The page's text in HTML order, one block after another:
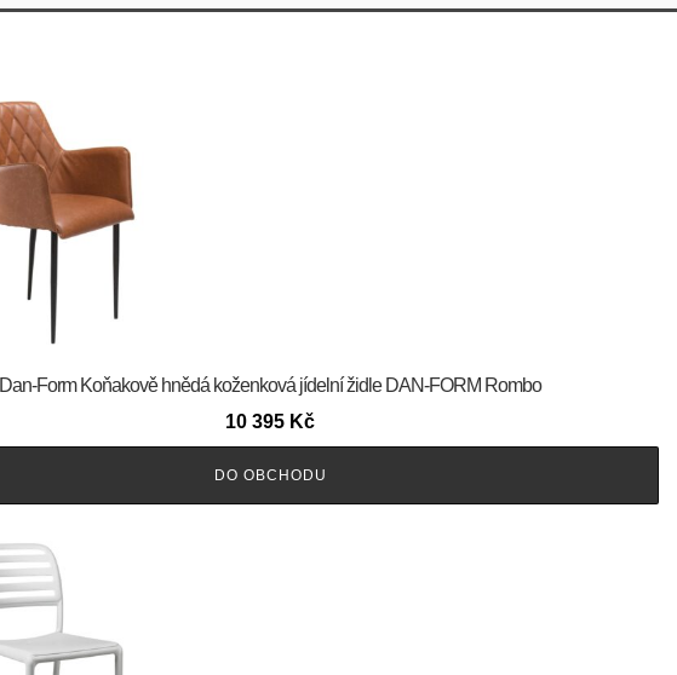
​​​​​Dan-Form Koňakově hnědá koženková jídelní židle DAN-FORM Rombo
10 395 Kč
DO OBCHODU